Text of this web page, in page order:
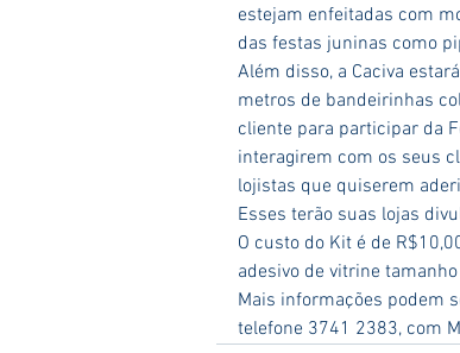
estejam enfeitadas com
das festas juninas como
Além disso, a Caciva
metros de bandeirinhas
cliente para participar da
interagirem com os seus
lojistas que quiserem
Esses terão suas lojas
O custo do Kit é de
adesivo de vitrine
Mais informações podem
telefone 3741 2383, com